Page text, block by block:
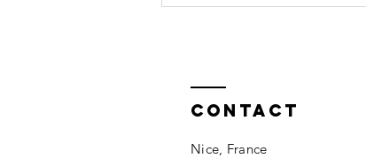
Contact
Nice, France